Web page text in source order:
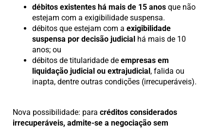
débitos existentes há mais de 15 anos que não
estejam com a exigibilidade suspensa.
débitos que estejam com a exigibilidade
suspensa por decisão judicial há mais de 10
anos; ou
débitos de titularidade de empresas em
liquidação judicial ou extrajudicial, falida ou
inapta, dentre outras condições (irrecuperáveis).
Nova possibilidade: para créditos considerados
irrecuperáveis, admite-se a negociação sem